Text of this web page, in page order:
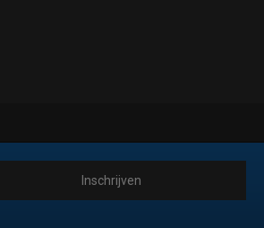
Inschrijven